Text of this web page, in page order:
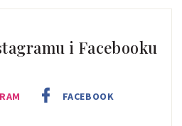
i Facebooku
FACEBOOK